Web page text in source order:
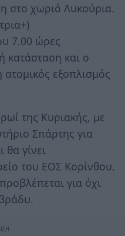
στο χωριό Λυκούρια.
7.00 ώρες
κατάσταση και ο
εξοπλισμός
της Κυριακής, με
Σπάρτης για
γίνει
του ΕΟΣ Κορίνθου.
για όχι